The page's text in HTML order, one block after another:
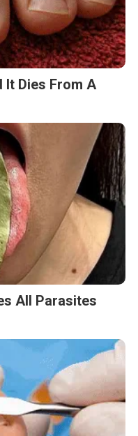
It Dies From A
All Parasites